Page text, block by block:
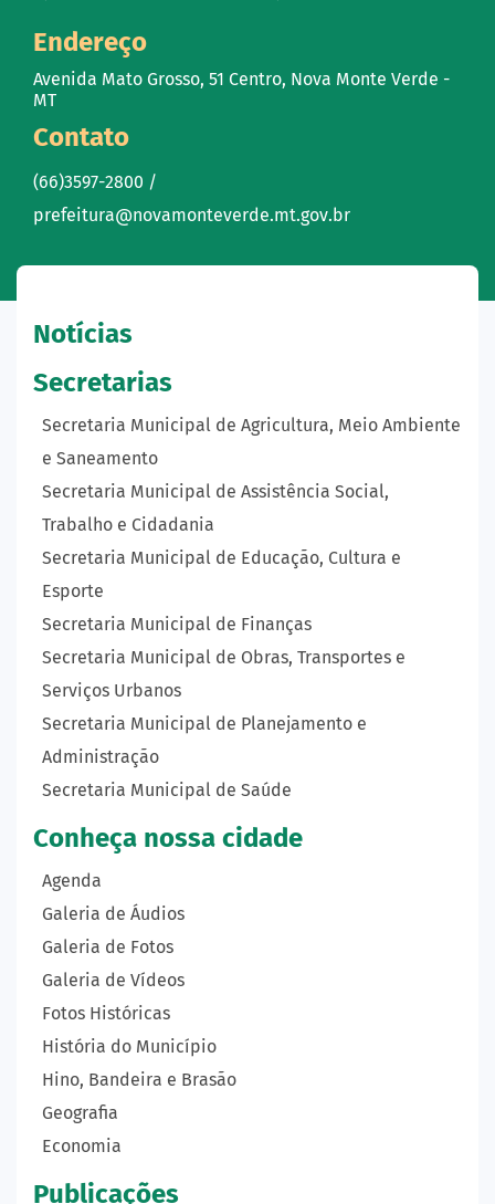
Endereço
Avenida Mato Grosso, 51 Centro, Nova Monte Verde -
MT
Contato
(66)3597-2800 /
prefeitura@novamonteverde.mt.gov.br
Notícias
Secretarias
Secretaria Municipal de Agricultura, Meio Ambiente
e Saneamento
Secretaria Municipal de Assistência Social,
Trabalho e Cidadania
Secretaria Municipal de Educação, Cultura e
Esporte
Secretaria Municipal de Finanças
Secretaria Municipal de Obras, Transportes e
Serviços Urbanos
Secretaria Municipal de Planejamento e
Administração
Secretaria Municipal de Saúde
Conheça nossa cidade
Agenda
Galeria de Áudios
Galeria de Fotos
Galeria de Vídeos
Fotos Históricas
História do Município
Hino, Bandeira e Brasão
Geografia
Economia
Publicações